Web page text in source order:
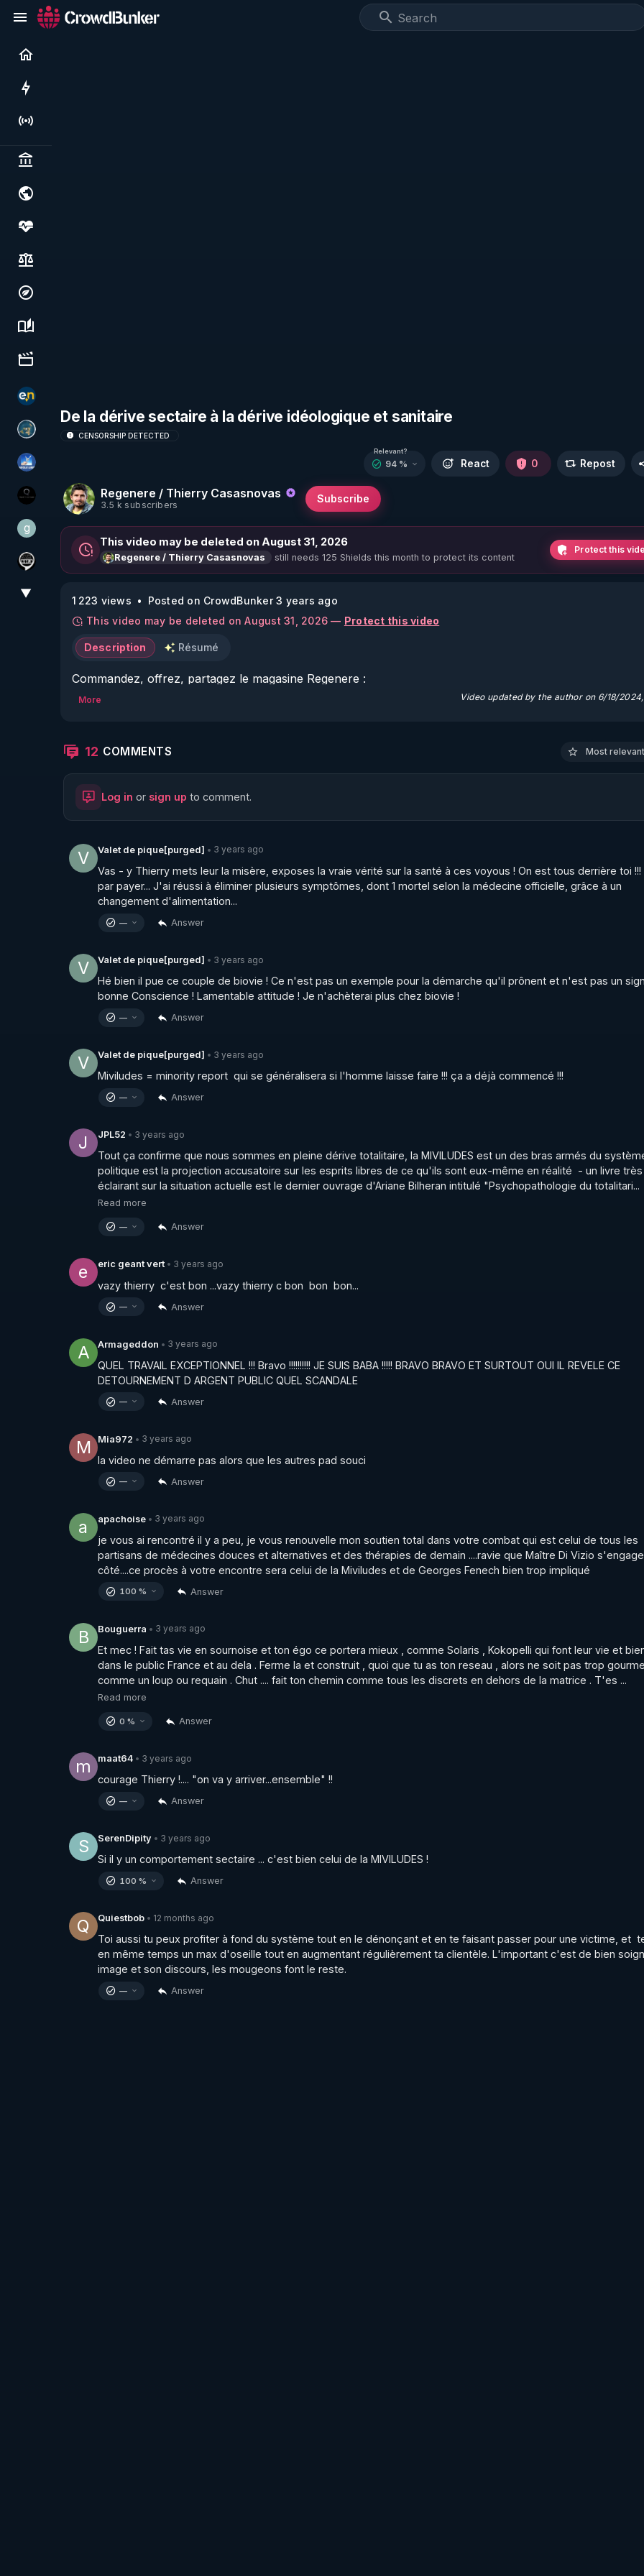
Live
Politics & institutions
Society, justice & freedoms
Economy, environment & technology
Science, history & spirituality
Culture, media & entertainment
essentiel.news
Réinformation sur le monde
PAROLE LIBRE
La vérité
ggilo59
Notre Réalité Est Falsifiée Et Fausse
▼
De la dérive sectaire à la dérive idéologique et sanitaire
CENSORSHIP DETECTED
Regenere / Thierry Casasnovas
3.5 k subscribers
Subscribe
Relevant?
94 % React 0 Repost
This video may be deleted on August 31, 2026
Regenere / Thierry Casasnovas still needs 125 Shields this month to protect its content
Protect this
1 223 views
Posted on CrowdBunker 3 years ago
This video may be deleted on August 31, 2026 — Protect this video
Description Résumé
Commandez, offrez, partagez le magasine Regenere :
▶ https://boutique.magazine-regenere.fr/
Premier volet d'une série de vidéos qui vont révéler la réalité de la manipulation sectaire par les
Ou comment le France fabrique-t-elle des sectes pour justifier l'existence de ces organismes de lutte
Voici les liens vers les brochures : Publication CAP LC : L'Etat et la gestion des nouvelles spiritualités : Les
anomalies édition 2007
https://freedomofconscience.eu/wp-content/uploads/2023/12/sectes-les-chiffres.pdf
Publication CAP LC : sectes un non problème édition 2011
Publication CAP LC : les fonds publics sont-ils dans l'intérêt général ? Le cas de l'Unadfi
https://freedomofconscience.eu/wp-content/uploads/2023/12/brochure-unadfi-caplc-2011.pdf
Publication CAP LC : Liberté de Conscience en France Un état des lieux inquiétant
Vidéo à télécharger et re uploader en cas de censure et à retrouver sur:
Le podcast " Numero Uno" censuré sur Youtube :
▶ https://crowdbunker.com/v/ur5jmApmEEw
________________
▶ Facebook :
https://www.facebook.com/thierry.rgnr/
▶Twitter : https://twitter.com/thierrycas
More Video updated by the author on 6/18/
12 COMMENTS Most
Log in or sign up to comment.
V Valet de pique[purged] • 3 years ago
Vas - y Thierry mets leur la misère, exposes la vraie vérité sur la santé à ces voyous ! On est tous derrière toi !!!
par payer... J'ai réussi à éliminer plusieurs symptômes, dont 1 mortel selon la médecine officielle, grâce à un
changement d'alimentation...
— Answer
V Valet de pique[purged] • 3 years ago
Hé bien il pue ce couple de biovie ! Ce n'est pas un exemple pour la démarche qu'il prônent et n'est pas un
bonne Conscience ! Lamentable attitude ! Je n'achèterai plus chez biovie !
— Answer
V Valet de pique[purged] • 3 years ago
Miviludes = minority report  qui se généralisera si l'homme laisse faire !!! ça a déjà commencé !!!
— Answer
J JPL52 • 3 years ago
Tout ça confirme que nous sommes en pleine dérive totalitaire, la MIVILUDES est un des bras armés du
politique est la projection accusatoire sur les esprits libres de ce qu'ils sont eux-même en réalité  - un livre très
éclairant sur la situation actuelle est le dernier ouvrage d'Ariane Bilheran intitulé "Psychopathologie du totalitari...
Read more
— Answer
e eric geant vert • 3 years ago
vazy thierry  c'est bon ...vazy thierry c bon  bon  bon...
— Answer
A Armageddon • 3 years ago
QUEL TRAVAIL EXCEPTIONNEL !!! Bravo !!!!!!!!!! JE SUIS BABA !!!!! BRAVO BRAVO ET SURTOUT OUI IL REVELE CE
DETOURNEMENT D ARGENT PUBLIC QUEL SCANDALE
— Answer
M Mia972 • 3 years ago
la video ne démarre pas alors que les autres pad souci
— Answer
a apachoise • 3 years ago
je vous ai rencontré il y a peu, je vous renouvelle mon soutien total dans votre combat qui est celui de tous les
partisans de médecines douces et alternatives et des thérapies de demain ....ravie que Maître Di Vizio
côté....ce procès à votre encontre sera celui de la Miviludes et de Georges Fenech bien trop impliqué
100 % Answer
B Bouguerra • 3 years ago
Et mec ! Fait tas vie en sournoise et ton égo ce portera mieux , comme Solaris , Kokopelli qui font leur vie et
dans le public France et au dela . Ferme la et construit , quoi que tu as ton reseau , alors ne soit pas trop
comme un loup ou requain . Chut .... fait ton chemin comme tous les discrets en dehors de la matrice . T'es ...
Read more
0 % Answer
m maat64 • 3 years ago
courage Thierry !.... "on va y arriver...ensemble" !!
— Answer
S SerenDipity • 3 years ago
Si il y un comportement sectaire ... c'est bien celui de la MIVILUDES !
100 % Answer
Q Quiestbob • 12 months ago
Toi aussi tu peux profiter à fond du système tout en le dénonçant et en te faisant passer pour une victime, et
en même temps un max d'oseille tout en augmentant régulièrement ta clientèle. L'important c'est de bien
image et son discours, les mougeons font le reste.
— Answer